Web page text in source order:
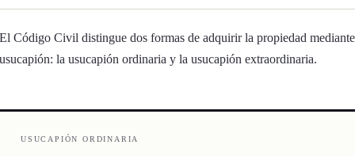
Código Civil distingue dos formas de adquirir la propiedad mediante
la usucapión ordinaria y la usucapión extraordinaria.
USUCAPIÓN ORDINARIA